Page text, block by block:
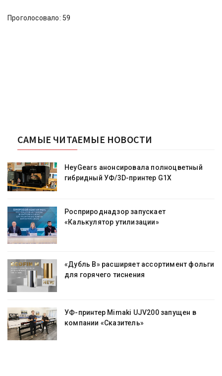
Проголосовало: 59
САМЫЕ ЧИТАЕМЫЕ НОВОСТИ
HeyGears анонсировала полноцветный
гибридный УФ/3D-принтер G1X
Росприроднадзор запускает
«Калькулятор утилизации»
«Дубль В» расширяет ассортимент фольги
для горячего тиснения
УФ-принтер Mimaki UJV200 запущен в
компании «Сказитель»